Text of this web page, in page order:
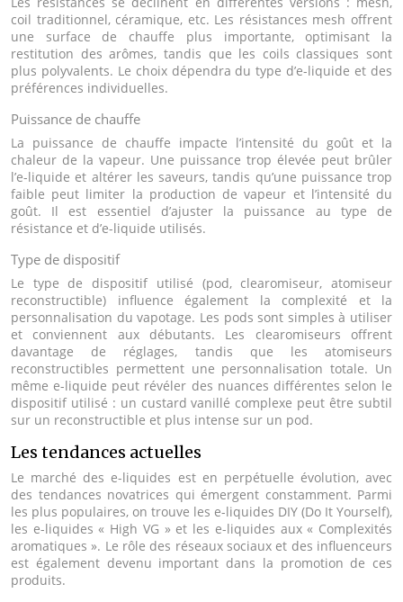
coil traditionnel, céramique, etc. Les résistances mesh offrent
une surface de chauffe plus importante, optimisant la
restitution des arômes, tandis que les coils classiques sont
plus polyvalents. Le choix dépendra du type d’e-liquide et des
préférences individuelles.
Puissance de chauffe
La puissance de chauffe impacte l’intensité du goût et la
chaleur de la vapeur. Une puissance trop élevée peut brûler
l’e-liquide et altérer les saveurs, tandis qu’une puissance trop
faible peut limiter la production de vapeur et l’intensité du
goût. Il est essentiel d’ajuster la puissance au type de
résistance et d’e-liquide utilisés.
Type de dispositif
Le type de dispositif utilisé (pod, clearomiseur, atomiseur
reconstructible) influence également la complexité et la
personnalisation du vapotage. Les pods sont simples à utiliser
et conviennent aux débutants. Les clearomiseurs offrent
davantage de réglages, tandis que les atomiseurs
reconstructibles permettent une personnalisation totale. Un
même e-liquide peut révéler des nuances différentes selon le
dispositif utilisé : un custard vanillé complexe peut être subtil
sur un reconstructible et plus intense sur un pod.
Les tendances actuelles
Le marché des e-liquides est en perpétuelle évolution, avec
des tendances novatrices qui émergent constamment. Parmi
les plus populaires, on trouve les e-liquides DIY (Do It Yourself),
les e-liquides « High VG » et les e-liquides aux « Complexités
aromatiques ». Le rôle des réseaux sociaux et des influenceurs
est également devenu important dans la promotion de ces
produits.